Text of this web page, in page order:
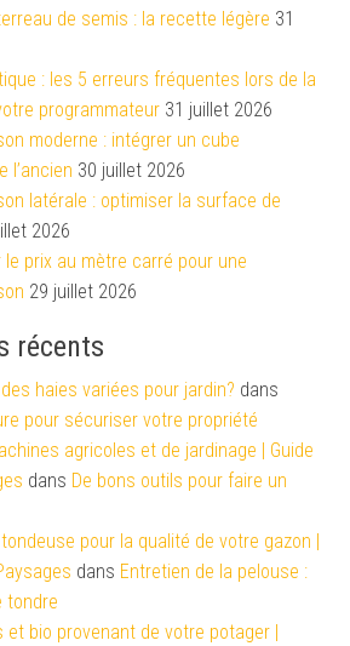
de semis : la recette légère 31
: les 5 erreurs fréquentes lors de la
programmateur 31 juillet 2026
moderne : intégrer un cube
l’ancien 30 juillet 2026
latérale : optimiser la surface de
2026
prix au mètre carré pour une
29 juillet 2026
récents
haies variées pour jardin? dans
pour sécuriser votre propriété
agricoles et de jardinage | Guide
dans De bons outils pour faire un
pour la qualité de votre gazon |
dans Entretien de la pelouse :
tondre
et bio provenant de votre potager |